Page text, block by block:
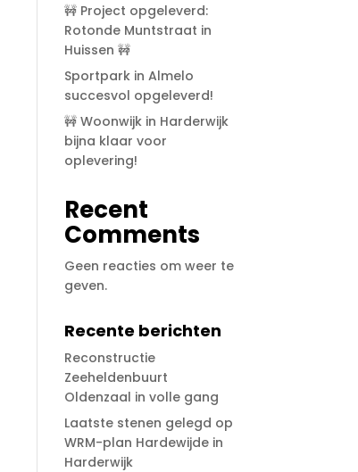
🚧 Project opgeleverd:
Rotonde Muntstraat in
Huissen 🚧
Sportpark in Almelo
succesvol opgeleverd!
🚧 Woonwijk in Harderwijk
bijna klaar voor
oplevering!
Recent
Comments
Geen reacties om weer te
geven.
Recente berichten
Reconstructie
Zeeheldenbuurt
Oldenzaal in volle gang
Laatste stenen gelegd op
WRM-plan Hardewijde in
Harderwijk